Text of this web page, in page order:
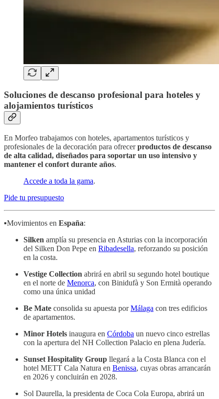
Soluciones de descanso profesional para hoteles y
alojamientos turísticos
En Morfeo trabajamos con hoteles, apartamentos turísticos y
profesionales de la decoración para ofrecerproductos de descanso
de alta calidad, diseñados para soportar un uso intensivo y
mantener el confort durante años.
Accede a toda la gama.
Pide tu presupuesto
▪️Movimientos en España:
Silken amplía su presencia en Asturias con la incorporación
del Silken Don Pepe en Ribadesella, reforzando su posición
en la costa.
Vestige Collection abrirá en abril su segundo hotel boutique
en el norte de Menorca, con Binidufà y Son Ermità operando
como una única unidad
Be Mate consolida su apuesta porMálaga con tres edificios
de apartamentos.
Minor Hotels inaugura en Córdoba un nuevo cinco estrellas
con la apertura del NH Collection Palacio en plena Judería.
Sunset Hospitality Group llegará a la Costa Blanca con el
hotel METT Cala Natura en Benissa, cuyas obras arrancarán
en 2026 y concluirán en 2028.
Sol Daurella, la presidenta de Coca Cola Europa, abrirá un